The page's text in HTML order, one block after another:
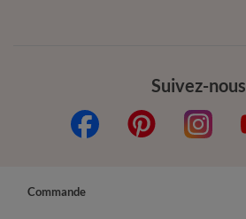
Suivez-nous
Commande